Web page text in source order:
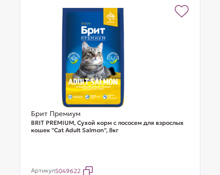
Брит Премиум
BRIT PREMIUM, Сухой корм с лососем для взрослых
кошек "Cat Adult Salmon", 8кг
Артикул5049622